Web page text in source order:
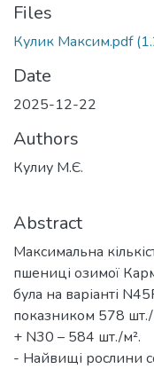
Files
Кулик Максим.pdf
Date
2025-12-22
Authors
Кулиу М.Є.
Abstract
Максимальна
пшениці озимої
була на варіанті
показником 578
+ N30 – 584 шт./м².
- Найвищі рослини